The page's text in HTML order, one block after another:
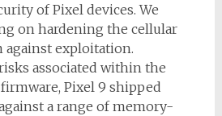
of Pixel devices. We
on hardening the cellular
against exploitation.
associated within the
Pixel 9 shipped
a range of memory-